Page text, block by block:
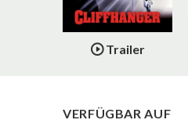
Trailer
VERFÜGBAR AUF